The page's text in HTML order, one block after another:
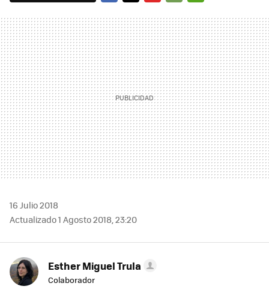
MAIL
16 Julio 2018
Actualizado 1 Agosto 2018, 23:20
Esther Miguel Trula
Colaborador